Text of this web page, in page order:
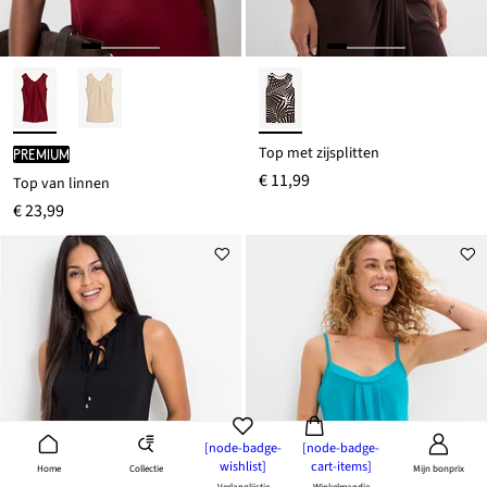
Home Collectie
[node-badge-
wishlist]
[node-badge-
cart-items]
Mijn bonprix
PREMIUM
Top van linnen
€ 23,99
Top met zijsplitten
€ 11,99